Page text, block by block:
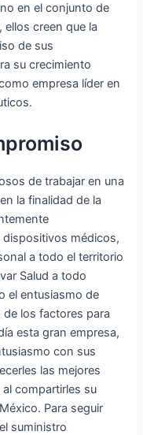
en el conjunto de
ellos creen que la
de sus
su crecimiento
empresa líder en
de trabajar en una
la finalidad de la
dispositivos médicos,
a todo el territorio
Salud a todo
el entusiasmo de
de los factores para
esta gran empresa,
con sus
las mejores
compartirles su
Para seguir
suministro